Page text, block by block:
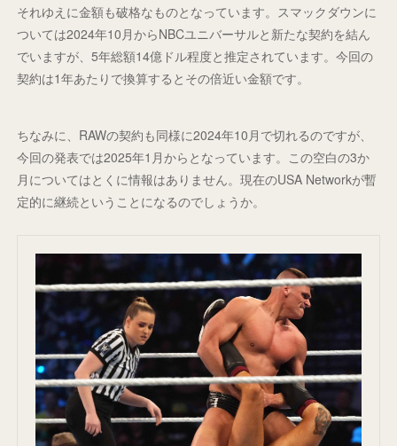
それゆえに金額も破格なものとなっています。スマックダウンに
ついては2024年10月からNBCユニバーサルと新たな契約を結ん
でいますが、5年総額14億ドル程度と推定されています。今回の
契約は1年あたりで換算するとその倍近い金額です。
ちなみに、RAWの契約も同様に2024年10月で切れるのですが、
今回の発表では2025年1月からとなっています。この空白の3か
月についてはとくに情報はありません。現在のUSA Networkが暫
定的に継続ということになるのでしょうか。